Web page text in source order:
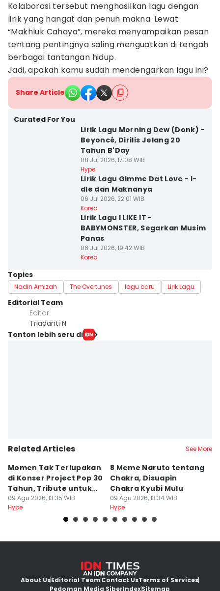
Kolaborasi tersebut menghasilkan lagu dengan
lirik yang hangat dan penuh makna. Lewat
“Makhluk Cahaya”, mereka menyampaikan pesan
tentang pentingnya saling menguatkan di tengah
berbagai tantangan hidup.
Jadi, apakah kamu sudah mendengarkan lagu ini?
Share Article
Curated For You
Lirik Lagu Morning Dew (Donk) -
Beyoncé, Dirilis Jelang 20
Tahun B'Day
08 Jul 2026, 17:08 WIB
Hype
Lirik Lagu Gimme Dat Love - i-
dle dan Maknanya
06 Jul 2026, 22:01 WIB
Korea
Lirik Lagu I LIKE IT -
BABYMONSTER, Segarkan Musim
Panas
06 Jul 2026, 19:42 WIB
Korea
Topics
Nadin Amizah The Overtunes lagu baru Lirik Lagu
Editorial Team
Editor
Triadanti N
Tonton lebih seru di
Related Articles See More
Momen Tak Terlupakan
di Konser Project Pop 30
Tahun, Tribute untuk
Oon
09 Agu 2026, 13:35 WIB
Hype
8 Meme Naruto tentang
Chakra, Disuapin
Chakra Kyubi Mulu
09 Agu 2026, 13:34 WIB
Hype
About UsEditorial TeamContact UsTerms of Services
Pedoman Media SiberIndexSitemap